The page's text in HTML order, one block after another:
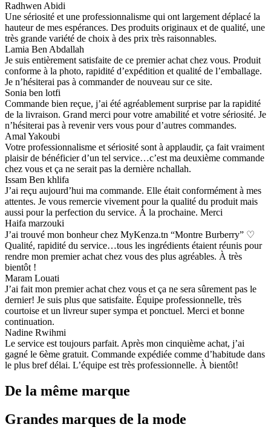
Radhwen Abidi
Une sériosité et une professionnalisme qui ont largement déplacé la
hauteur de mes espérances. Des produits originaux et de qualité, une
très grande variété de choix à des prix très raisonnables.
Lamia Ben Abdallah
Je suis entièrement satisfaite de ce premier achat chez vous. Produit
conforme à la photo, rapidité d’expédition et qualité de l’emballage.
Je n’hésiterai pas à commander de nouveau sur ce site.
Sonia ben lotfi
Commande bien reçue, j’ai été agréablement surprise par la rapidité
de la livraison. Grand merci pour votre amabilité et votre sériosité. Je
n’hésiterai pas à revenir vers vous pour d’autres commandes.
Amal Yakoubi
Votre professionnalisme et sériosité sont à applaudir, ça fait vraiment
plaisir de bénéficier d’un tel service…c’est ma deuxième commande
chez vous et ça ne serait pas la dernière nchallah.
Issam Ben khlifa
J’ai reçu aujourd’hui ma commande. Elle était conformément à mes
attentes. Je vous remercie vivement pour la qualité du produit mais
aussi pour la perfection du service. À la prochaine. Merci
Haifa marzouki
J’ai trouvé mon bonheur chez MyKenza.tn “Montre Burberry” ♡
Qualité, rapidité du service…tous les ingrédients étaient réunis pour
rendre mon premier achat chez vous des plus agréables. À très
bientôt !
Maram Louati
J’ai fait mon premier achat chez vous et ça ne sera sûrement pas le
dernier! Je suis plus que satisfaite. Équipe professionnelle, très
courtoise et un livreur super sympa et ponctuel. Merci et bonne
continuation.
Nadine Rwihmi
Le service est toujours parfait. Après mon cinquième achat, j’ai
gagné le 6ème gratuit. Commande expédiée comme d’habitude dans
le plus bref délai. L’équipe est très professionnelle. À bientôt!
De la même marque
Grandes marques de la mode